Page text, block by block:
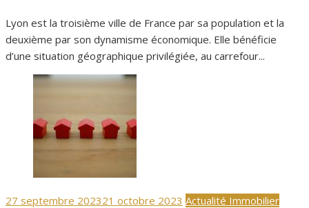
Lyon est la troisième ville de France par sa population et la
deuxième par son dynamisme économique. Elle bénéficie
d’une situation géographique privilégiée, au carrefour...
Publié
27 septembre 202321 octobre 2023 Actualité Immobilier